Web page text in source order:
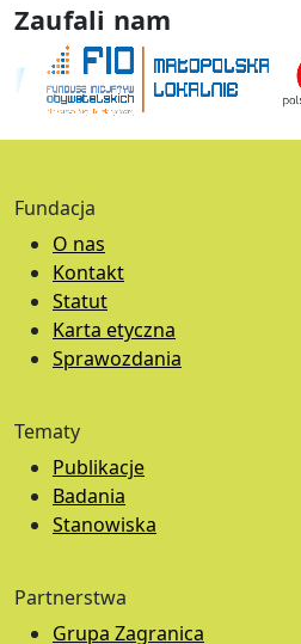
Zaufali nam
Fundacja
O nas
Kontakt
Statut
Karta etyczna
Sprawozdania
Tematy
Publikacje
Badania
Stanowiska
Partnerstwa
Grupa Zagranica